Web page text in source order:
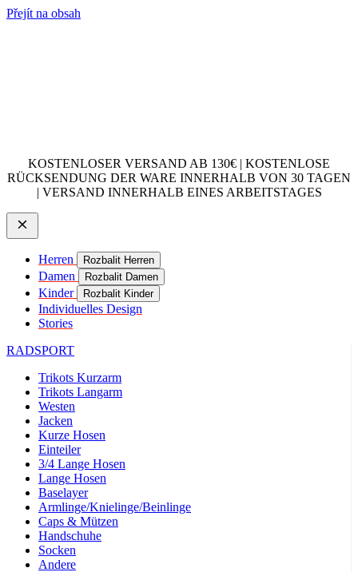
Přejít na obsah
KOSTENLOSER VERSAND AB 130€ | KOSTENLOSE
RÜCKSENDUNG DER WARE INNERHALB VON 30 TAGEN
| VERSAND INNERHALB EINES ARBEITSTAGES
Herren Rozbalit Herren
Damen Rozbalit Damen
Kinder Rozbalit Kinder
Individuelles Design
Stories
RADSPORT
Trikots Kurzarm
Trikots Langarm
Westen
Jacken
Kurze Hosen
Einteiler
3/4 Lange Hosen
Lange Hosen
Baselayer
Armlinge/Knielinge/Beinlinge
Caps & Mützen
Handschuhe
Socken
Andere